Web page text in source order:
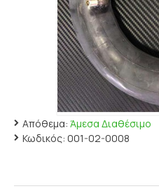
Απόθεμα: Άμεσα Διαθέσιμο
Κωδικός: 001-02-0008